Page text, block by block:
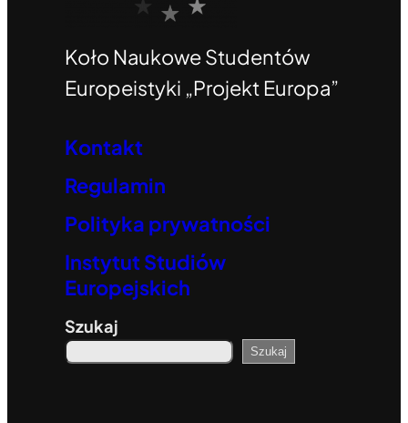
Koło Naukowe Studentów
Europeistyki „Projekt Europa”
Kontakt
Regulamin
Polityka prywatności
Instytut Studiów
Europejskich
Szukaj
Szukaj